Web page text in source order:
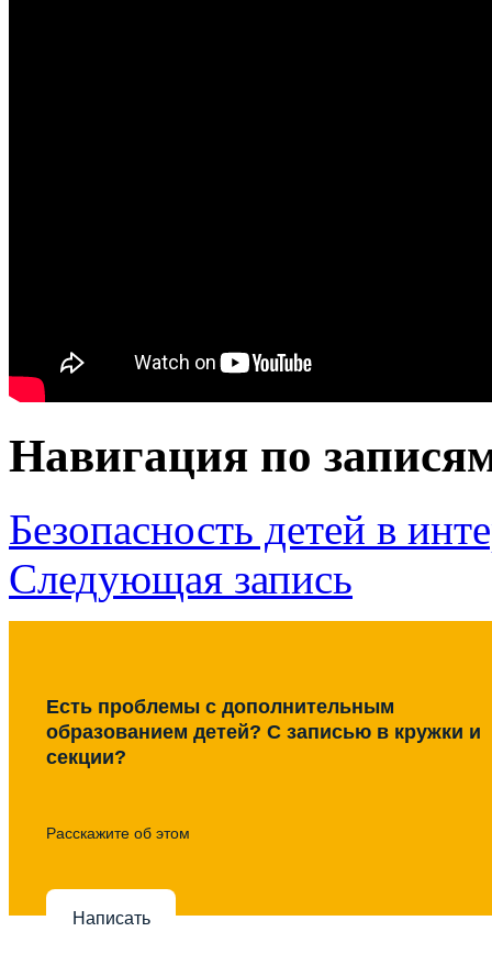
Навигация по
Безопасность детей в
Следующая запись
Есть проблемы с дополнительным
образованием детей? С записью в кружки и
секции?
Расскажите об этом
Написать